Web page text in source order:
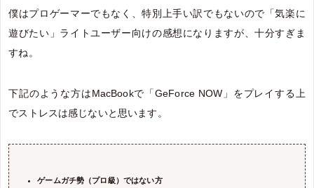
僕はプロゲーマーでもなく、特別上手い訳でもないので「気楽に
遊びたい」ライトユーザー向けの感想になりますが、十分すぎま
すね。
下記のような方はMacBookで「GeForce NOW」をプレイする上
でストレスは感じないと思います。
ゲームガチ勢（プロ級）ではない方